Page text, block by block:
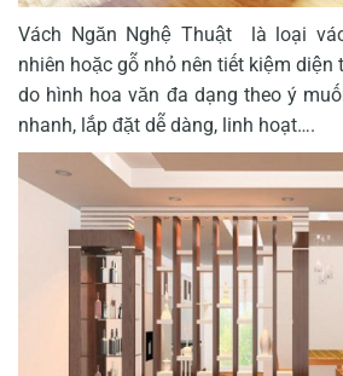
Vách Ngăn Nghệ Thuật là loại
nhiên hoặc gỗ nhỏ nên tiết kiệm
do hình hoa văn đa dạng theo ý
nhanh, lắp đặt dễ dàng, linh hoạt….